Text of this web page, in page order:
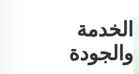
الخدمة
والجودة